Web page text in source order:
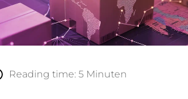
Reading time: 5 Minuten